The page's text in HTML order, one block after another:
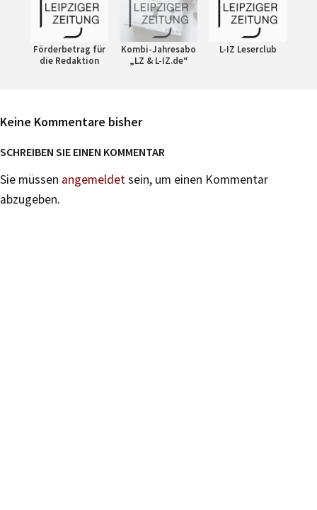
Förderbetrag für
die Redaktion
Kombi-Jahresabo
„LZ & L-IZ.de“
L-IZ Leserclub
Keine Kommentare bisher
SCHREIBEN SIE EINEN KOMMENTAR
Sie müssen angemeldetsein, um einen Kommentar
abzugeben.